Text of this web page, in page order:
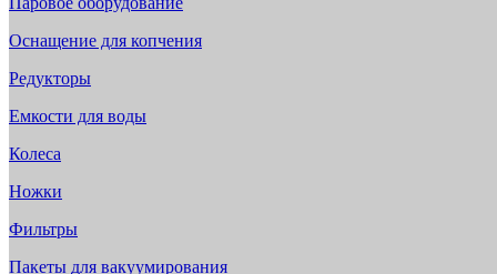
Оснащение для копчения
Редукторы
Емкости для воды
Колеса
Ножки
Фильтры
Пакеты для вакуумирования